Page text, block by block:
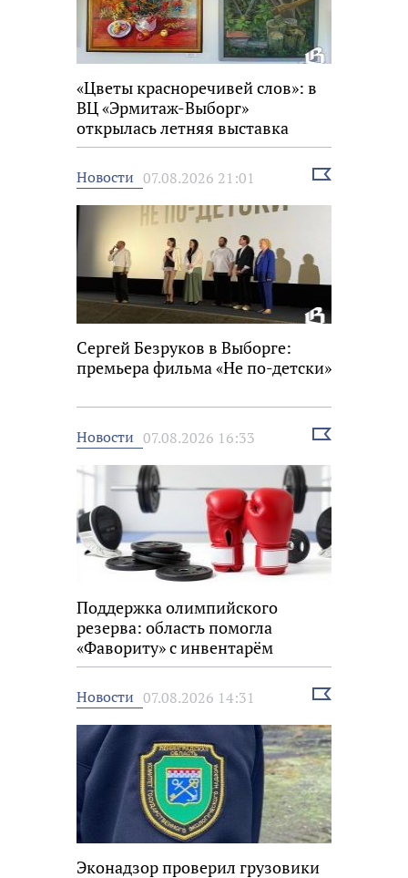
«Цветы красноречивей слов»: в
ВЦ «Эрмитаж-Выборг»
открылась летняя выставка
Новости 07.08.2026 21:01
Выбрать
Сергей Безруков в Выборге:
премьера фильма «Не по-детски»
Новости 07.08.2026 16:33
Выбрать
Поддержка олимпийского
резерва: область помогла
«Фавориту» с инвентарём
Новости 07.08.2026 14:31
Выбрать
Эконадзор проверил грузовики